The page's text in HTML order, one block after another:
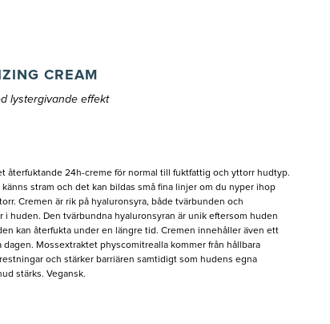
CREAM
lystergivande effekt
återfuktande 24h-creme för normal till fuktfattig och yttorr hudtyp.
stram och det kan bildas små fina linjer om du nyper ihop
Cremen är rik på hyaluronsyra, både tvärbunden och
i huden. Den tvärbundna hyaluronsyran är unik eftersom huden
kan återfukta under en längre tid. Cremen innehåller även ett
Mossextraktet physcomitrealla kommer från hållbara
och stärker barriären samtidigt som hudens egna
stärks. Vegansk.